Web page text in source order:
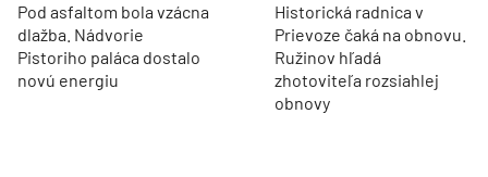
Pod asfaltom bola vzácna
dlažba. Nádvorie
Pistoriho paláca dostalo
novú energiu
Historická radnica v
Prievoze čaká na obnovu.
Ružinov hľadá
zhotoviteľa rozsiahlej
obnovy